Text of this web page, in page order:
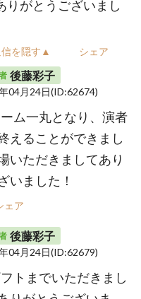
りがとうございまし
信を隠す▲ シェア
後藤彩子
04月24日(ID:62674)
ム一丸となり、演者
えることができまし
いただきましてあり
いました！
ェア
後藤彩子
04月24日(ID:62679)
トまでいただきまし